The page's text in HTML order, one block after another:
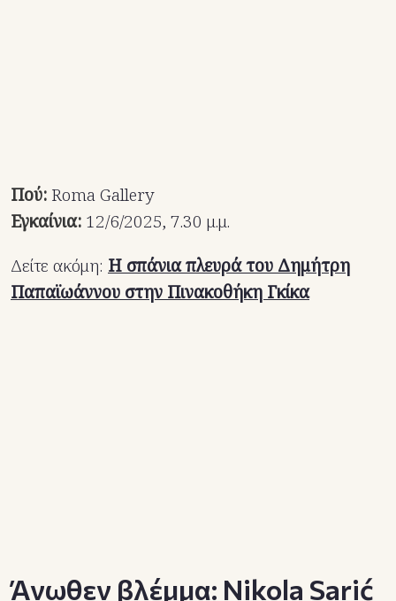
Πού: Roma Gallery
Εγκαίνια: 12/6/2025, 7.30 μ.μ.
Δείτε ακόμη: Η σπάνια πλευρά του Δημήτρη
Παπαϊωάννου στην Πινακοθήκη Γκίκα
Άνωθεν βλέμμα: Nikola Sarić